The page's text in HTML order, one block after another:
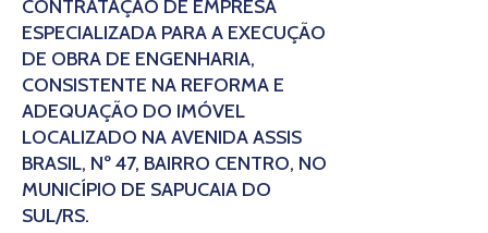
CONTRATAÇÃO DE EMPRESA
ESPECIALIZADA PARA A EXECUÇÃO
DE OBRA DE ENGENHARIA,
CONSISTENTE NA REFORMA E
ADEQUAÇÃO DO IMÓVEL
LOCALIZADO NA AVENIDA ASSIS
BRASIL, Nº 47, BAIRRO CENTRO, NO
MUNICÍPIO DE SAPUCAIA DO
SUL/RS.